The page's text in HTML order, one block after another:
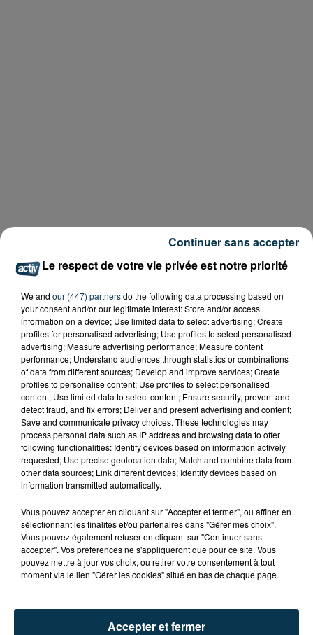
TITRES DIFFUSÉS
13h28
13h28 13h25
13h25
Le respect de votre vie privée est notre priorité
We and our (447) partnersdo the following data processing based on
your consent and/or our legitimate interest: Store and/or access
information on a device; Use limited data to select advertising; Create
profiles for personalised advertising; Use profiles to select personalised
advertising; Measure advertising performance; Measure content
performance; Understand audiences through statistics or combinations
of data from different sources; Develop and improve services; Create
profiles to personalise content; Use profiles to select personalised
content; Use limited data to select content; Ensure security, prevent and
detect fraud, and fix errors; Deliver and present advertising and content;
Save and communicate privacy choices. These technologies may
process personal data such as IP address and browsing data to offer
following functionalities: Identify devices based on information actively
requested; Use precise geolocation data; Match and combine data from
other data sources; Link different devices; Identify devices based on
information transmitted automatically.
Vous pouvez accepter en cliquant sur "Accepter et fermer", ou affiner en
sélectionnant les finalités et/ou partenaires dans "Gérer mes choix".
Vous pouvez également refuser en cliquant sur "Continuer sans
accepter". Vos préférences ne s'appliqueront que pour ce site. Vous
pouvez mettre à jour vos choix, ou retirer votre consentement à tout
moment via le lien "Gérer les cookies" situé en bas de chaque page.
Accepter et fermer
Continuer sans accepter